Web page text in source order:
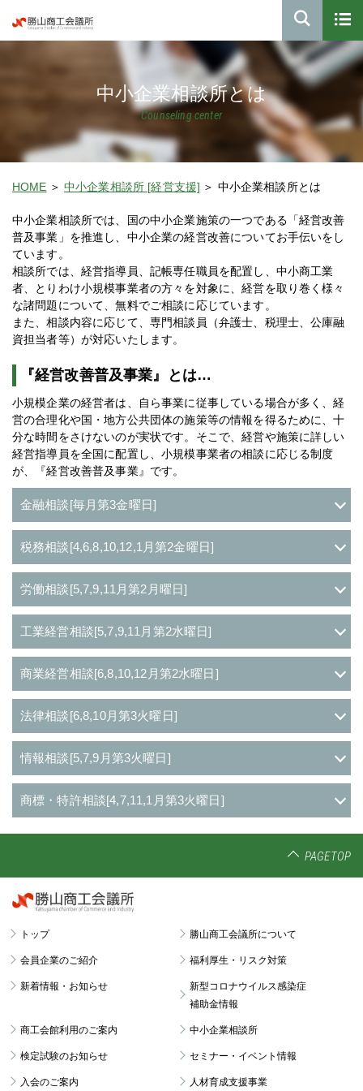
中小企業相談所とは
Counseling center
HOME 中小企業相談所 [経営支援] 中小企業相談所とは
中小企業相談所では、国の中小企業施策の一つである「経営改善
普及事業」を推進し、中小企業の経営改善についてお手伝いをし
ています。
相談所では、経営指導員、記帳専任職員を配置し、中小商工業
者、とりわけ小規模事業者の方々を対象に、経営を取り巻く様々
な諸問題について、無料でご相談に応じています。
また、相談内容に応じて、専門相談員（弁護士、税理士、公庫融
資担当者等）が対応いたします。
『経営改善普及事業』とは…
小規模企業の経営者は、自ら事業に従事している場合が多く、経
営の合理化や国・地方公共団体の施策等の情報を得るために、十
分な時間をさけないのが実状です。そこで、経営や施策に詳しい
経営指導員を全国に配置し、小規模事業者の相談に応じる制度
が、『経営改善普及事業』です。
金融相談[毎月第3金曜日]
税務相談[4,6,8,10,12,1月第2金曜日]
労働相談[5,7,9,11月第2月曜日]
工業経営相談[5,7,9,11月第2水曜日]
商業経営相談[6,8,10,12月第2水曜日]
法律相談[6,8,10月第3火曜日]
情報相談[5,7,9月第3火曜日]
商標・特許相談[4,7,11,1月第3火曜日]
PAGETOP
トップ 勝山商工会議所について
会員企業のご紹介 福利厚生・リスク対策
新着情報・お知らせ
新型コロナウイルス感染症
補助金情報
商工会館利用のご案内 中小企業相談所
検定試験のお知らせ セミナー・イベント情報
入会のご案内 人材育成支援事業